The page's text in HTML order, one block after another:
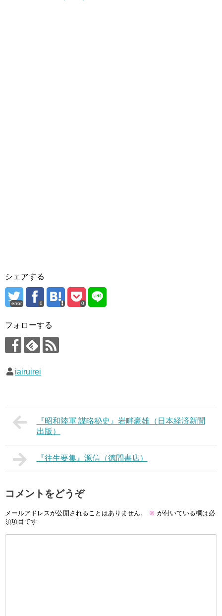
シェアする
error 0 0
フォローする
iairuirei
『昭和陸軍 謀略秘史』岩畔豪雄（日本経済新聞
出版）
『往生要集』源信（徳間書店）
コメントをどうぞ
メールアドレスが公開されることはありません。 ※ が付いている欄は必
須項目です